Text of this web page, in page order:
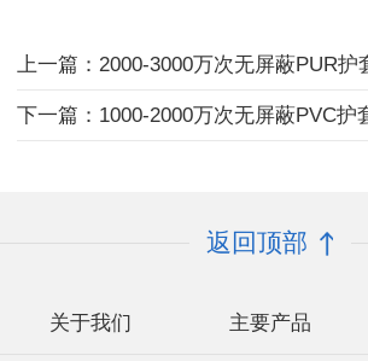
上一篇：2000-3000万次无屏蔽PUR护
下一篇：1000-2000万次无屏蔽PVC护
返回顶部
关于我们 主要产品